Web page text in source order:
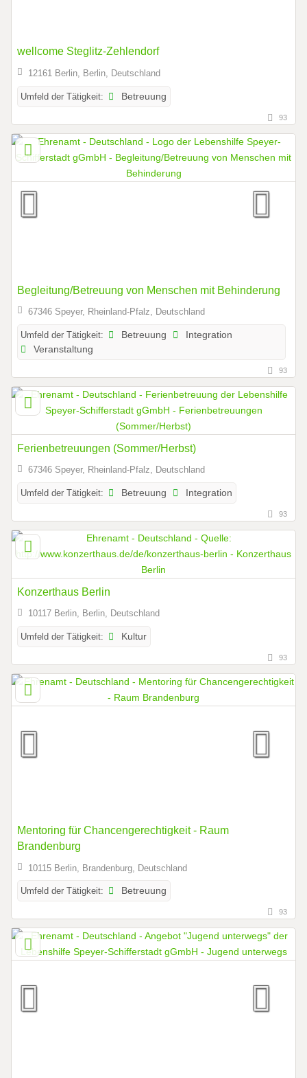
wellcome Steglitz-Zehlendorf
12161 Berlin, Berlin, Deutschland
Umfeld der Tätigkeit: Betreuung
93
Begleitung/Betreuung von Menschen mit Behinderung
67346 Speyer, Rheinland-Pfalz, Deutschland
Umfeld der Tätigkeit: Betreuung
Integration
Veranstaltung
93
Ferienbetreuungen (Sommer/Herbst)
67346 Speyer, Rheinland-Pfalz, Deutschland
Umfeld der Tätigkeit: Betreuung Integration
93
Konzerthaus Berlin
10117 Berlin, Berlin, Deutschland
Umfeld der Tätigkeit: Kultur
93
Mentoring für Chancengerechtigkeit - Raum
Brandenburg
10115 Berlin, Brandenburg, Deutschland
Umfeld der Tätigkeit: Betreuung
93